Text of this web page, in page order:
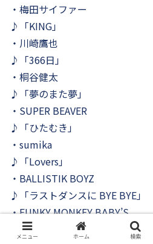
・梅田サイファー
♪「KING」
・川崎鷹也
♪「366日」
・桐谷健太
♪「夢のまた夢」
・SUPER BEAVER
♪「ひたむき」
・sumika
♪「Lovers」
・BALLISTIK BOYZ
♪「ラストダンスに BYE BYE」
・FUNKY MONKEY BΛBY’S
♪「ROUTE 16」
メニュー ホーム 検索